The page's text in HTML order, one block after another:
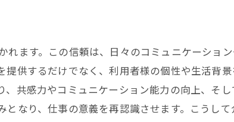
ます。この信頼は、日々のコミュニケーショ
供するだけでなく、利用者様の個性や生活背
共感力やコミュニケーション能力の向上、そ
なり、仕事の意義を再認識させます。こうし